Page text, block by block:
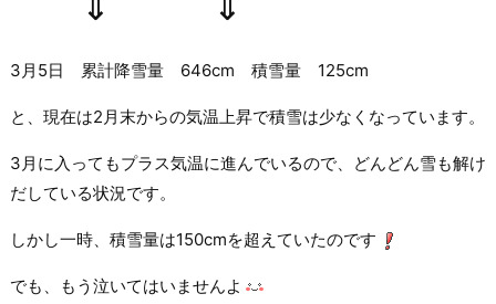
3月5日 累計降雪量 646cm 積雪量 125cm
と、現在は2月末からの気温上昇で積雪は少なくなっています。
3月に入ってもプラス気温に進んでいるので、どんどん雪も解け
だしている状況です。
しかし一時、積雪量は150cmを超えていたのです
でも、もう泣いてはいませんよ